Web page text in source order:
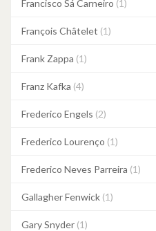
Francisco Sá Carneiro (1)
François Châtelet (1)
Frank Zappa (1)
Franz Kafka (4)
Frederico Engels (2)
Frederico Lourenço (1)
Frederico Neves Parreira (1)
Gallagher Fenwick (1)
Gary Snyder (1)